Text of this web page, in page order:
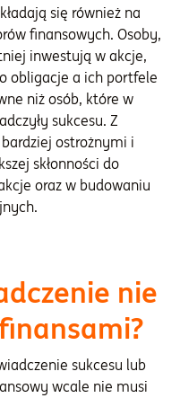
się również na
finansowych. Osoby,
inwestują w akcje,
obligacje a ich portfele
niż osób, które w
sukcesu. Z
ostrożnymi i
skłonności do
oraz w budowaniu
nie
sukcesu lub
wcale nie musi